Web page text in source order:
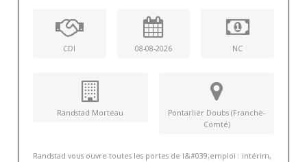
CDI 08-08-2026 NC
Randstad Morteau
Pontarlier Doubs (Franche-
Comté)
Randstad vous ouvre toutes les portes de l&#039;emploi : intérim,